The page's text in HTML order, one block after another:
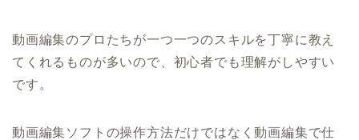
動画編集のプロたちが一つ一つのスキルを丁寧に教え
てくれるものが多いので、初心者でも理解がしやすい
です。
動画編集ソフトの操作方法だけではなく動画編集で仕